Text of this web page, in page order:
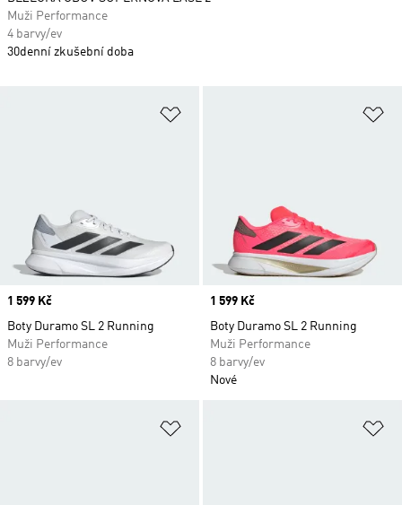
Price
1 599 Kč
Boty Duramo SL 2 Running
Muži Performance
8 barvy/ev
Price
1 599 Kč
Boty Duramo SL 2 Running
Muži Performance
8 barvy/ev
Nové
Muži Performance
4 barvy/ev
30denní zkušební doba